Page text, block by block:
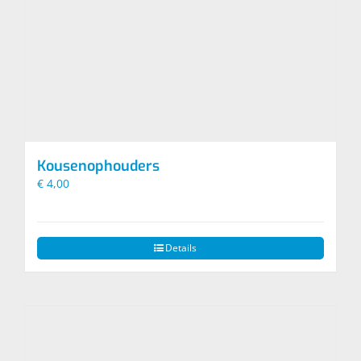
Kousenophouders
€ 4,00
Details